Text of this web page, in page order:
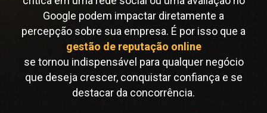
Google podem impactar diretamente a
percepção sobre sua empresa. É por isso que a
gestão de reputação online
se tornou indispensável para qualquer negócio
que deseja crescer, conquistar confiança e se
destacar da concorrência.